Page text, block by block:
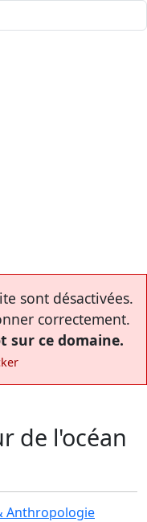
sont désactivées.
correctement.
sur ce domaine.
de l'océan
Anthropologie